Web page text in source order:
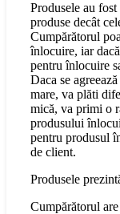
Produsele au
produse decât
Cumpărătorul
înlocuire, iar
pentru înlocuire
Daca se
mare, va plăti
mică, va primi o
produsului
pentru produsul
de client.
Produsele
Cumpărătorul